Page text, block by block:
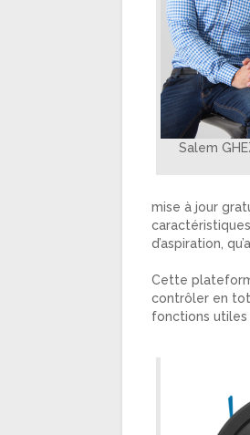
Salem
mise à jour
d’aspiration,
Cette
contrôler en
fonctions utiles